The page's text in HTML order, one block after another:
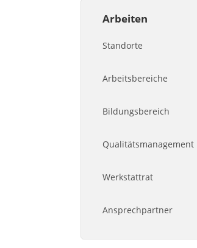
Arbeiten
Standorte
Arbeitsbereiche
Bildungsbereich
Qualitätsmanagement
Werkstattrat
Ansprechpartner